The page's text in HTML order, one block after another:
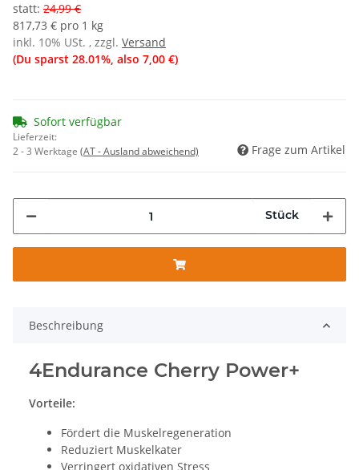
statt: 24,99 €
817,73 € pro 1 kg
inkl. 10% USt. , zzgl. Versand
(Du sparst 28.01%, also 7,00 €)
Sofort verfügbar
Lieferzeit:
2 - 3 Werktage (AT - Ausland abweichend) Frage zum Artikel
Stück
Beschreibung
4Endurance Cherry Power+
Vorteile:
Fördert die Muskelregeneration
Reduziert Muskelkater
Verringert oxidativen Stress